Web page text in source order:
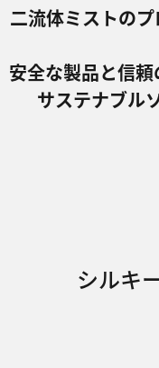
二流体ミストの
安全な製品と信
サステナブル
シルキ